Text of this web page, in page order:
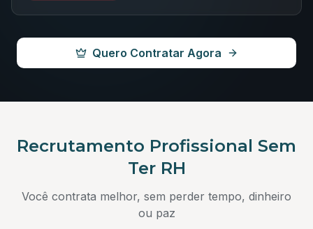
Quero Contratar Agora
Recrutamento Profissional Sem
Ter RH
Você contrata melhor, sem perder tempo, dinheiro
ou paz